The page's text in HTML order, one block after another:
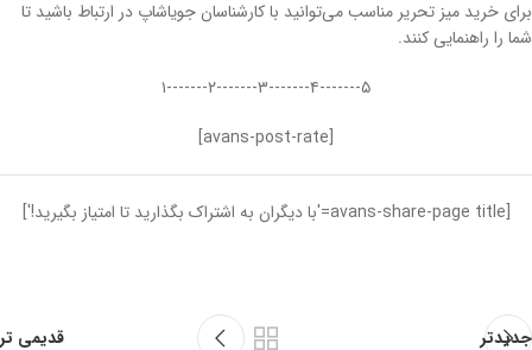
برای خرید میز تحریر مناسب می‌توانید با کارشناسان جویاشاپ در ارتباط باشید تا
شما را راهنمایی کنند.
۵-------۴-------۳-------۲-------۱
[avans-post-rate]
[avans-share-page title='با دیگران به اشتراک بگذارید تا امتیاز بگیرید!']
جدیدتر قدیمی تر